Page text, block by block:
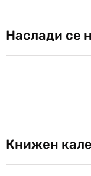
Наслади се
Книжен